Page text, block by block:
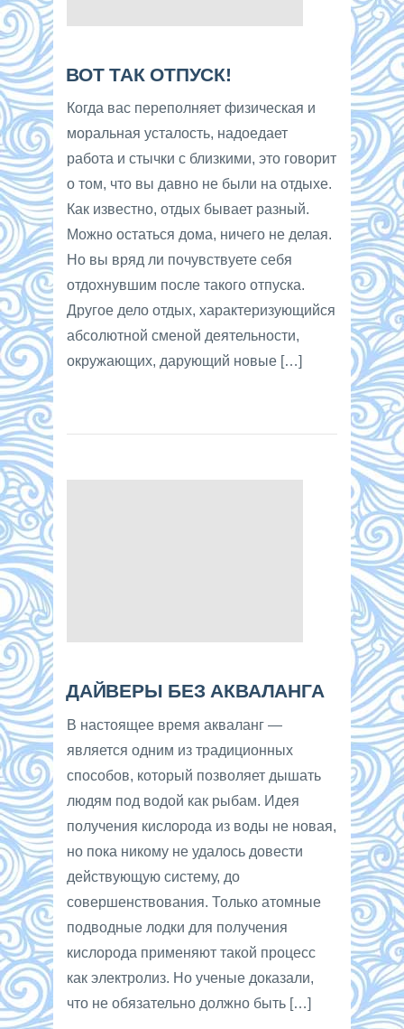
ВОТ ТАК ОТПУСК!
Когда вас переполняет физическая и
моральная усталость, надоедает
работа и стычки с близкими, это говорит
о том, что вы давно не были на отдыхе.
Как известно, отдых бывает разный.
Можно остаться дома, ничего не делая.
Но вы вряд ли почувствуете себя
отдохнувшим после такого отпуска.
Другое дело отдых, характеризующийся
абсолютной сменой деятельности,
окружающих, дарующий новые […]
ДАЙВЕРЫ БЕЗ АКВАЛАНГА
В настоящее время акваланг —
является одним из традиционных
способов, который позволяет дышать
людям под водой как рыбам. Идея
получения кислорода из воды не новая,
но пока никому не удалось довести
действующую систему, до
совершенствования. Только атомные
подводные лодки для получения
кислорода применяют такой процесс
как электролиз. Но ученые доказали,
что не обязательно должно быть […]